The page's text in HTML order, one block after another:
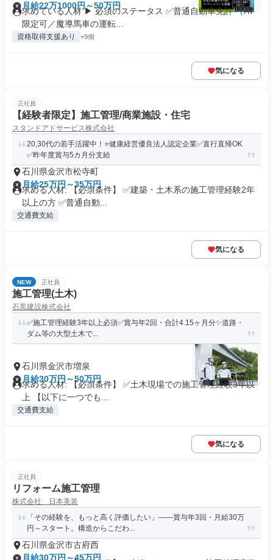
月給22万1000円～50万円
求めている人材 ▶ 必須のステータス ✅普通自動車免許 （AT
限定可／魔導馬車の運転...
資格取得支援あり +9個
気になる
正社員
【経験者限定】施工管理/商業施設・住宅
スタンドアドサービス株式会社
20,30代の若手活躍中！⭐健康経営優良法人認定企業✅直行直帰OK
✅昨年度賞与5カ月分支給
石川県金沢市松寺町
月給25万円～35万円
求める人材: 【必須条件】 ✅建築・土木系の施工管理経験2年
以上の方 ✅普通自動...
交通費支給
気になる
NEW 正社員
施工管理(土木)
石黒建設株式会社
✅️施工管理経験3年以上必須✅️賞与年2回・合計4.15ヶ月分✨️道路・
ダム等の大型土木で...
石川県金沢市増泉
月給30万円～50万円
求める人材: 【必須条件】 ✅️土木現場での施工管理経験3年以
上 【以下に一つでも...
交通費支給
気になる
正社員
リフォーム施工管理
株式会社 日本美装
「その経験を、もっと高く評価したい」——賞与年3回・月給30万
円～スタート。構造からこだわ...
石川県金沢市古府西
月給30万円～45万円